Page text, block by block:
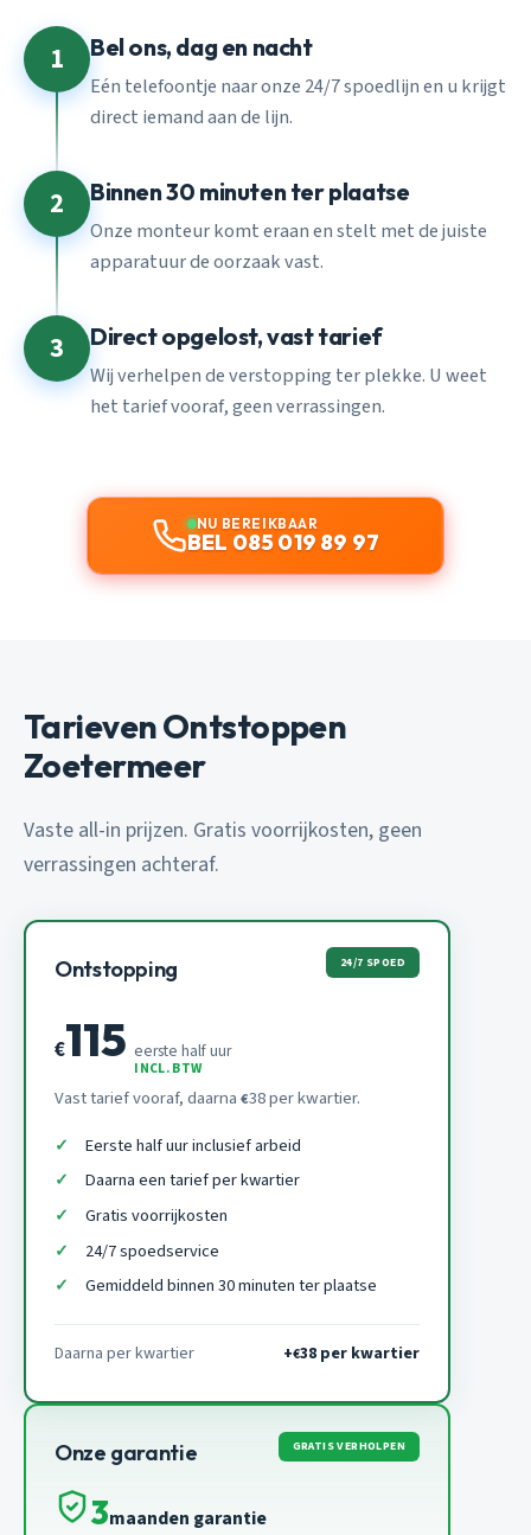
1 Bel ons, dag en nacht
Eén telefoontje naar onze 24/7 spoedlijn en u krijgt
direct iemand aan de lijn.
2 Binnen 30 minuten ter plaatse
Onze monteur komt eraan en stelt met de juiste
apparatuur de oorzaak vast.
3 Direct opgelost, vast tarief
Wij verhelpen de verstopping ter plekke. U weet
het tarief vooraf, geen verrassingen.
NU BEREIKBAAR
BEL 085 019 89 97
Tarieven Ontstoppen
Zoetermeer
Vaste all-in prijzen. Gratis voorrijkosten, geen
verrassingen achteraf.
Ontstopping 24/7 SPOED
€115 eerste half uur
INCL. BTW
Vast tarief vooraf, daarna €38 per kwartier.
Eerste half uur inclusief arbeid
Daarna een tarief per kwartier
Gratis voorrijkosten
24/7 spoedservice
Gemiddeld binnen 30 minuten ter plaatse
Daarna per kwartier +€38 per kwartier
Onze garantie GRATIS VERHOLPEN
3maanden garantie